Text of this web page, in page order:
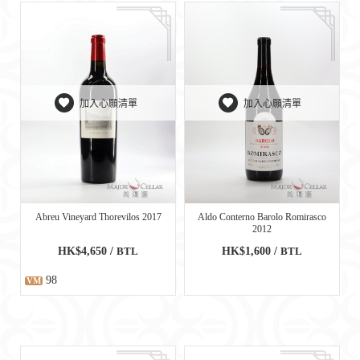
加入心願清單
Abreu Vineyard Thorevilos 2017
HK$4,650 / BTL
VM 98
加入心願清單
Aldo Conterno Barolo Romirasco
2012
HK$1,600 / BTL